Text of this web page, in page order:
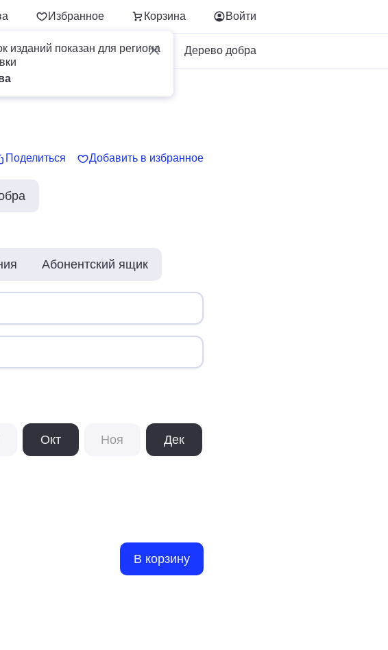
Избранное Корзина
изданий показан для региона
Войти
Для бизнеса Дерево добра
Поделиться Добавить в избранное
Абонентский ящик
Окт Ноя Дек
В корзину